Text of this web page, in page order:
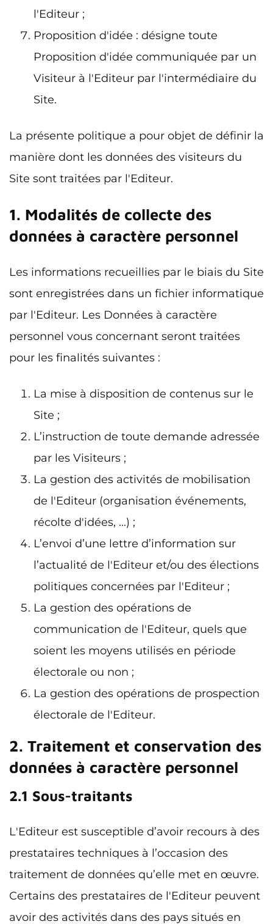
l'Editeur ;
Proposition d'idée : désigne toute
Proposition d'idée communiquée par un
Visiteur à l'Editeur par l'intermédiaire du
Site.
La présente politique a pour objet de définir la
manière dont les données des visiteurs du
Site sont traitées par l'Editeur.
1. Modalités de collecte des
données à caractère personnel
Les informations recueillies par le biais du Site
sont enregistrées dans un fichier informatique
par l'Editeur. Les Données à caractère
personnel vous concernant seront traitées
pour les finalités suivantes :
La mise à disposition de contenus sur le
Site ;
L’instruction de toute demande adressée
par les Visiteurs ;
La gestion des activités de mobilisation
de l'Editeur (organisation événements,
récolte d'idées, ...) ;
L’envoi d’une lettre d’information sur
l’actualité de l'Editeur et/ou des élections
politiques concernées par l'Editeur ;
La gestion des opérations de
communication de l'Editeur, quels que
soient les moyens utilisés en période
électorale ou non ;
La gestion des opérations de prospection
électorale de l'Editeur.
2. Traitement et conservation des
données à caractère personnel
2.1 Sous-traitants
L'Editeur est susceptible d’avoir recours à des
prestataires techniques à l’occasion des
traitement de données qu’elle met en œuvre.
Certains des prestataires de l'Editeur peuvent
avoir des activités dans des pays situés en